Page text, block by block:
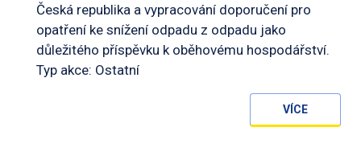
Česká republika a vypracování doporučení pro
opatření ke snížení odpadu z odpadu jako
důležitého příspěvku k oběhovému hospodářství.
Typ akce: Ostatní
VÍCE